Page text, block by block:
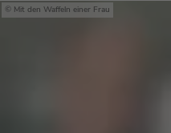
Mit den Waffeln einer Frau